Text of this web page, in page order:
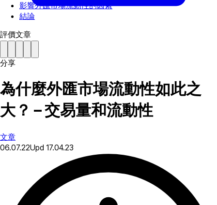
影響外匯市場流動性的因素
結論
評價文章
分享
為什麼外匯市場流動性如此之
大？ – 交易量和流動性
文章
06.07.22Upd 17.04.23